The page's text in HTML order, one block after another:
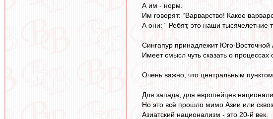
А им - норм.
Им говорят: “Варварство! Какое
А они: “ Ребят, это наши тысячелетние
Сингапур принадлежит Юго-Восточной
Имеет смысл чуть сказать о процессах
Очень важно, что центральным
Для запада, для европейцев
Но это всё прошло мимо Азии или
Азиатский национализм - это 20-й век.